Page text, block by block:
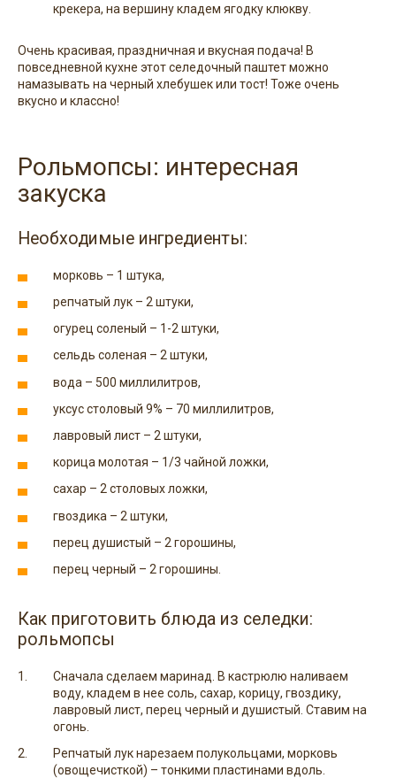
крекера, на вершину кладем ягодку клюкву.
Очень красивая, праздничная и вкусная подача! В
повседневной кухне этот селедочный паштет можно
намазывать на черный хлебушек или тост! Тоже очень
вкусно и классно!
Рольмопсы: интересная
закуска
Необходимые ингредиенты:
морковь – 1 штука,
репчатый лук – 2 штуки,
огурец соленый – 1-2 штуки,
сельдь соленая – 2 штуки,
вода – 500 миллилитров,
уксус столовый 9% – 70 миллилитров,
лавровый лист – 2 штуки,
корица молотая – 1/3 чайной ложки,
сахар – 2 столовых ложки,
гвоздика – 2 штуки,
перец душистый – 2 горошины,
перец черный – 2 горошины.
Как приготовить блюда из селедки:
рольмопсы
Сначала сделаем маринад. В кастрюлю наливаем
воду, кладем в нее соль, сахар, корицу, гвоздику,
лавровый лист, перец черный и душистый. Ставим на
огонь.
Репчатый лук нарезаем полукольцами, морковь
(овощечисткой) – тонкими пластинами вдоль.